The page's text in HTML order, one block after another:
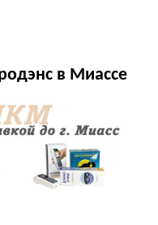
в Миассе